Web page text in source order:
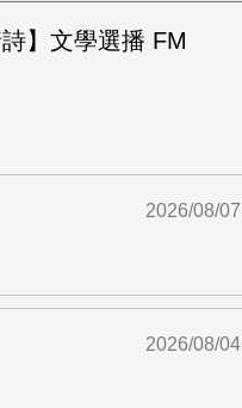
詩】文學選播 FM
2026/08/07
2026/08/04